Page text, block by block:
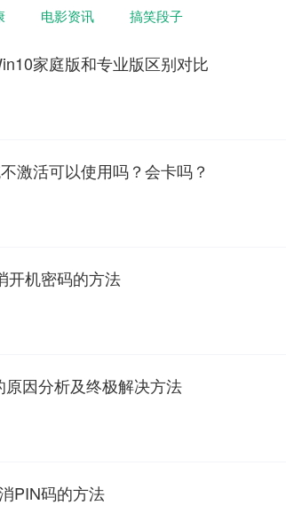
电影资讯 搞笑段子
家庭版和专业版区别对比
激活可以使用吗？会卡吗？
开机密码的方法
因分析及终极解决方法
PIN码的方法